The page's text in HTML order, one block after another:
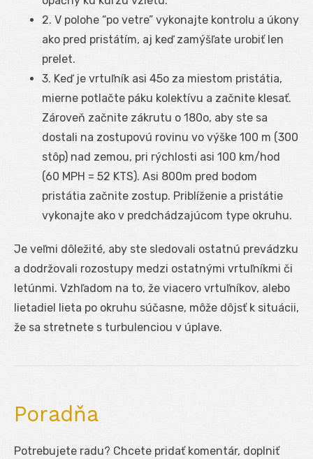
2. V polohe “po vetre” vykonajte kontrolu a úkony
ako pred pristátím, aj keď zamýšľate urobiť len
prelet.
3. Keď je vrtuľník asi 45o za miestom pristátia,
mierne potlačte páku kolektívu a začnite klesať.
Zároveň začnite zákrutu o 180o, aby ste sa
dostali na zostupovú rovinu vo výške 100 m (300
stôp) nad zemou, pri rýchlosti asi 100 km/hod
(60 MPH = 52 KTS). Asi 800m pred bodom
pristátia začnite zostup. Priblíženie a pristátie
vykonajte ako v predchádzajúcom type okruhu.
Je veľmi dôležité, aby ste sledovali ostatnú prevádzku
a dodržovali rozostupy medzi ostatnými vrtuľníkmi či
letúnmi. Vzhľadom na to, že viacero vrtuľníkov, alebo
lietadiel lieta po okruhu súčasne, môže dôjsť k situácii,
že sa stretnete s turbulenciou v úplave.
Poradňa
Potrebujete radu? Chcete pridať komentár, doplniť